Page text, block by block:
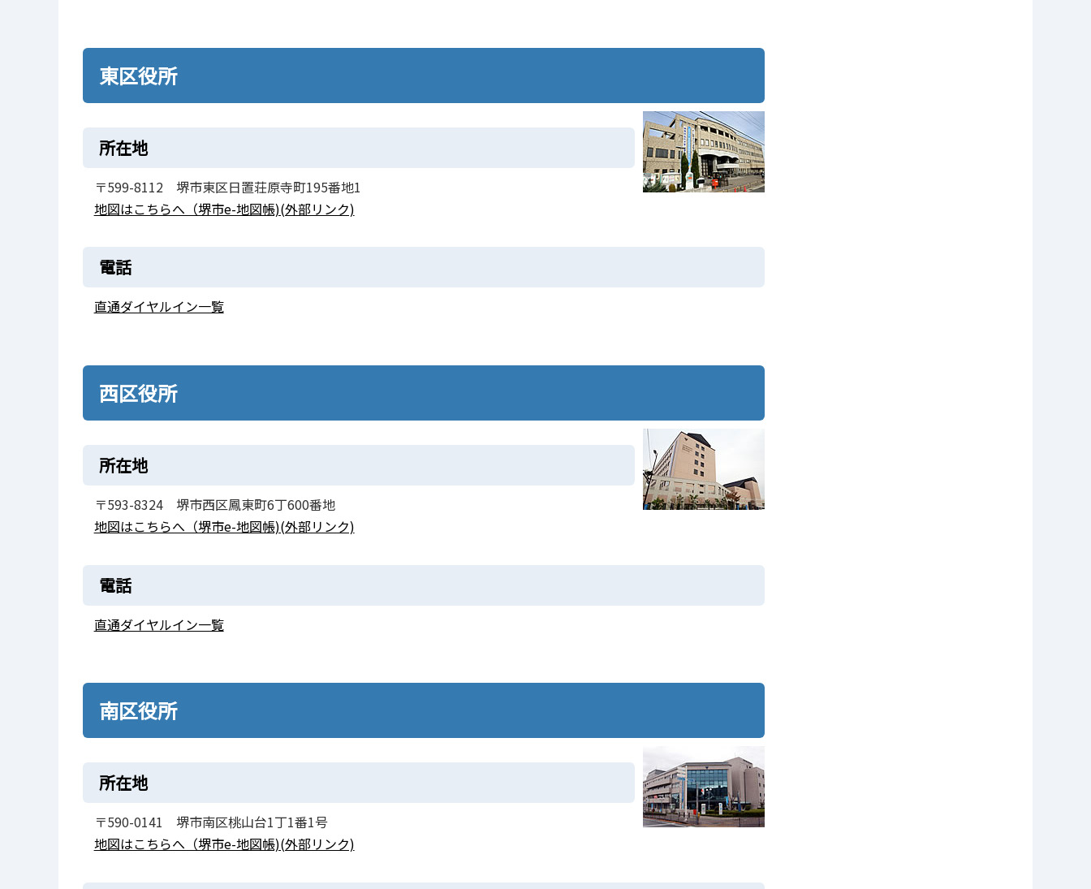
東区役所
所在地
〒599-8112 堺市東区日置荘原寺町195番地1
地図はこちらへ（堺市e-地図帳)(外部リンク)
電話
直通ダイヤルイン一覧
西区役所
所在地
〒593-8324 堺市西区鳳東町6丁600番地
地図はこちらへ（堺市e-地図帳)(外部リンク)
電話
直通ダイヤルイン一覧
南区役所
所在地
〒590-0141 堺市南区桃山台1丁1番1号
地図はこちらへ（堺市e-地図帳)(外部リンク)